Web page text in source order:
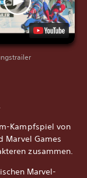
Kampfspiel von
Marvel Games
zusammen.
Marvel-